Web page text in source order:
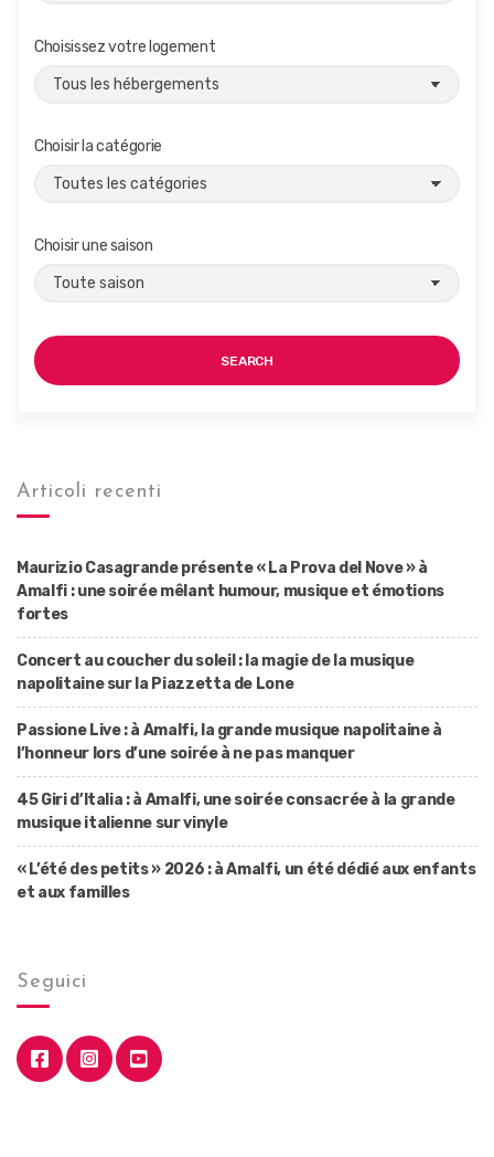
Choisissez votre logement
Choisir la catégorie
Choisir une saison
SEARCH
Articoli recenti
Maurizio Casagrande présente « La Prova del Nove » à
Amalfi : une soirée mêlant humour, musique et émotions
fortes
Concert au coucher du soleil : la magie de la musique
napolitaine sur la Piazzetta de Lone
Passione Live : à Amalfi, la grande musique napolitaine à
l’honneur lors d’une soirée à ne pas manquer
45 Giri d’Italia : à Amalfi, une soirée consacrée à la grande
musique italienne sur vinyle
« L’été des petits » 2026 : à Amalfi, un été dédié aux enfants
et aux familles
Seguici